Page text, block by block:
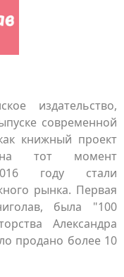
издательство,
современной
книжный проект
на тот момент
году стали
рынка. Первая
была "100
Александра
продано более 10